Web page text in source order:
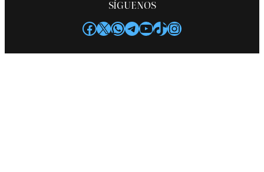
SÍGUENOS
Facebook
X WhatsApp
Telegram
YouTube
TikTok
Instagram